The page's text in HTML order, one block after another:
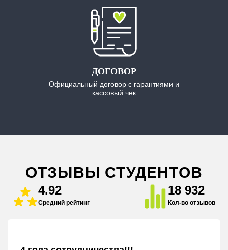
ДОГОВОР
Официальный договор с гарантиями и
кассовый чек
ОТЗЫВЫ СТУДЕНТОВ
4.92
Средний рейтинг
18 932
Кол-во отзывов